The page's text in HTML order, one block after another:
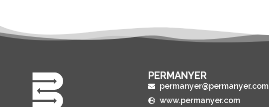
PERMANYER
permanyer@permanyer.com
www.permanyer.com